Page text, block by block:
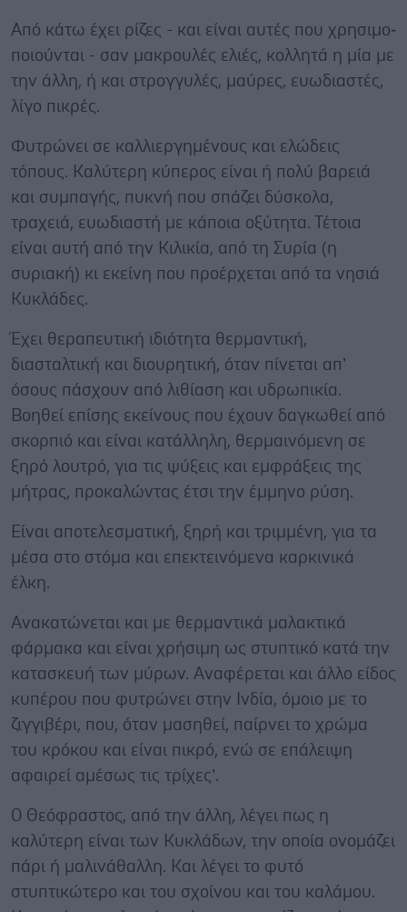
Από κάτω έχει ρίζες - και είναι αυτές που χρησιμο­
ποιούνται - σαν μακρουλές ελιές, κολλητά η μία με
την άλλη, ή και στρογγυλές, μαύρες, ευωδιαστές,
λίγο πικρές.
Φυτρώνει σε καλλιεργημένους και ελώδεις
τόπους. Καλύτερη κύπερος είναι ή πολύ βαρειά
και συμπαγής, πυκνή που σπάζει δύσκολα,
τραχειά, ευωδιαστή με κάποια οξύτητα. Τέ­τοια
είναι αυτή από την Κιλικία, από τη Συρία (η
συριακή) κι εκείνη που προέρχεται από τα νησιά
Κυκλάδες.
Έχει θεραπευτική ιδιότητα θερμαντική,
διασταλτική και διουρητική, όταν πίνεται απ’
όσους πάσχουν από λιθίαση και υδρωπικία.
Βοηθεί επίσης εκείνους που έχουν δαγκωθεί από
σκορπιό και είναι κατάλληλη, θερμαινόμενη σε
ξηρό λουτρό, για τις ψύξεις και εμφράξεις της
μήτρας, προκαλώντας έτσι την έμμηνο ρύση.
Είναι αποτελεσματική, ξηρή και τριμμένη, για τα
μέσα στο στόμα και επεκτεινόμενα καρκινικά
έλκη.
Ανακατώνεται και με θερμαντικά μαλακτικά
φάρμακα και είναι χρήσιμη ως στυπτικό κατά την
κατασκευή των μύρων. Αναφέρεται και άλλο είδος
κυπέρου που φυτρώνει στην Ινδία, όμοιο με το
ζιγγιβέρι, που, όταν μασηθεί, παίρνει το χρώμα
του κρόκου και είναι πικρό, ενώ σε επάλειψη
αφαιρεί αμέσως τις τρίχες’.
Ο Θεόφραστος, από την άλλη, λέγει πως η
καλύτερη είναι των Κυκλάδων, την οποία ονομάζει
πάρι ή μαλινάθαλλη. Και λέγει το φυτό
στυπτικώτερο και του σχοίνου και του καλάμου.